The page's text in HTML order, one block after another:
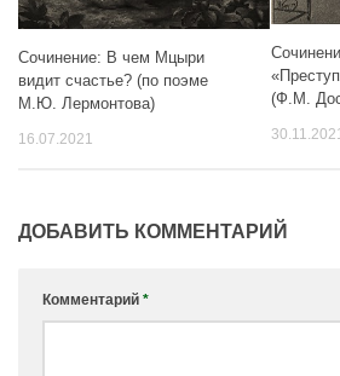
Сочинение: В чем Мцыри
видит счастье? (по поэме
М.Ю. Лермонтова)
16.07.2021
(Ф.М.
ДОБАВИТЬ КОММЕНТАРИЙ
Комментарий *